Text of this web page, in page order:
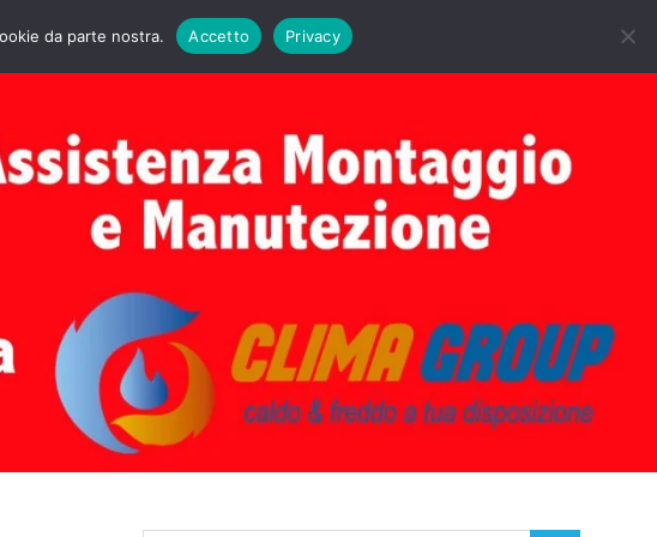
CALDAIE BIASI PRIMA ACCENSIONE CALDAIE BIASI
da parte nostra. Accetto Privacy